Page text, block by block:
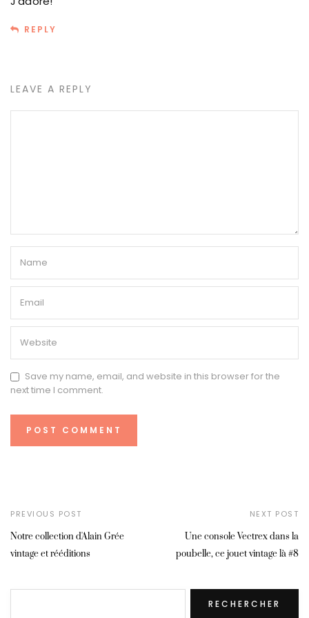
REPLY
LEAVE A REPLY
Save my name, email, and website in this browser for the
next time I comment.
PREVIOUS POST
Notre collection d'Alain Grée
vintage et rééditions
NEXT POST
Une console Vectrex dans la
poubelle, ce jouet vintage là #8
RECHERCHER